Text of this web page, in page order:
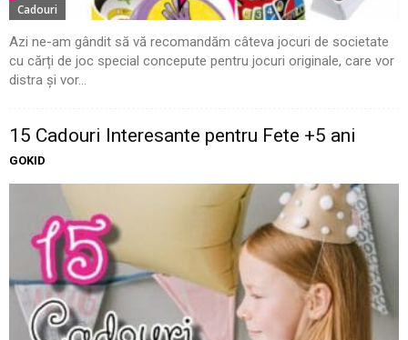
Cadouri
Azi ne-am gândit să vă recomandăm câteva jocuri de societate
cu cărți de joc special concepute pentru jocuri originale, care vor
distra și vor...
15 Cadouri Interesante pentru Fete +5 ani
GOKID